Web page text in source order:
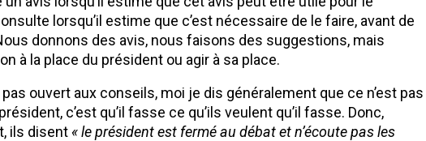
lorsqu’il estime que c’est nécessaire de le faire, avant de
donnons des avis, nous faisons des suggestions, mais
à la place du président ou agir à sa place.
pas ouvert aux conseils, moi je dis généralement que ce n’est pas
c’est qu’il fasse ce qu’ils veulent qu’il fasse. Donc,
ils disent « le président est fermé au débat et n’écoute pas les